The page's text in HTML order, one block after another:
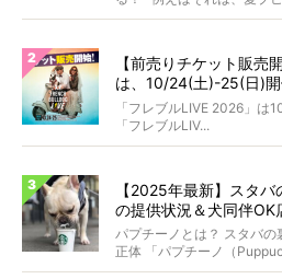
【前売りチケット販売
は、10/24(土)-25(日)
ンプ・前夜祭・バスプ
「フレブルLIVE 2026」
「フレブルLIV...
【2025年最新】スタ
の提供状況＆犬同伴OK
パプチーノとは？ スタバ
正体 「パプチーノ（